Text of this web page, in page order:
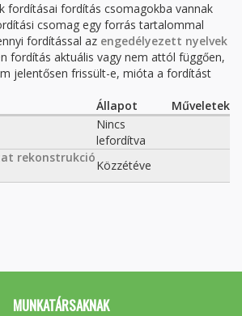
fordításai fordítás csomagokba vannak
csomag egy forrás tartalommal
fordítással az engedélyezett nyelvek
fordítás aktuális vagy nem attól függően,
jelentősen frissült-e, mióta a fordítást
Állapot
Műveletek
Nincs
lefordítva
rekonstrukció
Közzétéve
MUNKATÁRSAKNAK